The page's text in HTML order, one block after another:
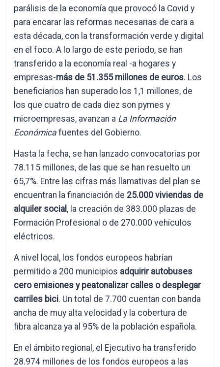
parálisis de la economía que provocó la Covid y
para encarar las reformas necesarias de cara a
esta década, con la transformación verde y digital
en el foco. A lo largo de este periodo, se han
transferido a la economía real -a hogares y
empresas-más de 51.355 millones de euros. Los
beneficiarios han superado los 1,1 millones, de
los que cuatro de cada diez son pymes y
microempresas, avanzan a La Información
Económica fuentes del Gobierno.
Hasta la fecha, se han lanzado convocatorias por
78.115 millones, de las que se han resuelto un
65,7%. Entre las cifras más llamativas del plan se
encuentran la financiación de 25.000 viviendas de
alquiler social , la creación de 383.000 plazas de
Formación Profesional o de 270.000 vehículos
eléctricos.
A nivel local, los fondos europeos habrían
permitido a 200 municipios adquirir autobuses
cero emisiones y peatonalizar calles o desplegar
carriles bici. Un total de 7.700 cuentan con banda
ancha de muy alta velocidad y la cobertura de
fibra alcanza ya al 95% de la población española.
En el ámbito regional, el Ejecutivo ha transferido
28.974 millones de los fondos europeos a las